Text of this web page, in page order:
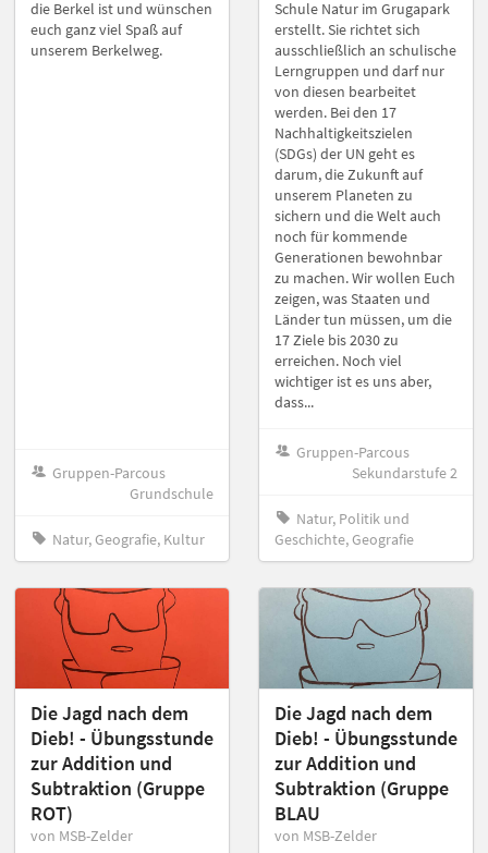
die Berkel ist und wünschen
euch ganz viel Spaß auf
unserem Berkelweg.
Gruppen-Parcous
Grundschule
Natur, Geografie, Kultur
Schule Natur im Grugapark
erstellt. Sie richtet sich
ausschließlich an schulische
Lerngruppen und darf nur
von diesen bearbeitet
werden. Bei den 17
Nachhaltigkeitszielen
(SDGs) der UN geht es
darum, die Zukunft auf
unserem Planeten zu
sichern und die Welt auch
noch für kommende
Generationen bewohnbar
zu machen. Wir wollen Euch
zeigen, was Staaten und
Länder tun müssen, um die
17 Ziele bis 2030 zu
erreichen. Noch viel
wichtiger ist es uns aber,
dass...
Gruppen-Parcous
Sekundarstufe 2
Natur, Politik und
Geschichte, Geografie
Die Jagd nach dem
Dieb! - Übungsstunde
zur Addition und
Subtraktion (Gruppe
ROT)
von MSB-Zelder
Die Jagd nach dem
Dieb! - Übungsstunde
zur Addition und
Subtraktion (Gruppe
BLAU
von MSB-Zelder